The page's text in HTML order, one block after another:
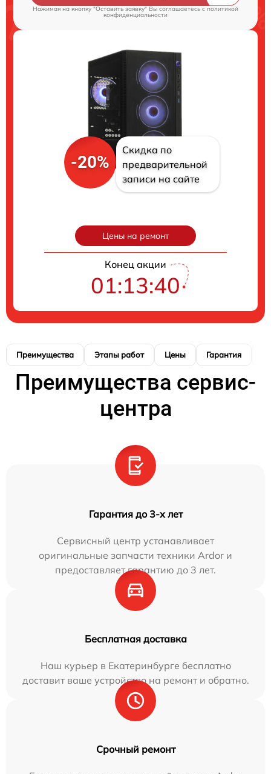
Нажимая на кнопку "Оставить заявку" Вы соглашаетесь cполитикой
конфиденциальности
-20%
Скидка по
предварительной
записи на сайте
Цены на ремонт
Конец акции
01:13:38
Преимущества Этапы работ Цены Гарантия
Преимущества сервис-
центра
Гарантия до 3-х лет
Сервисный центр устанавливает
оригинальные запчасти техники Ardor и
предоставляет гарантию до 3 лет.
Бесплатная доставка
Наш курьер в Екатеринбурге бесплатно
доставит ваше устройство на ремонт и обратно.
Срочный ремонт